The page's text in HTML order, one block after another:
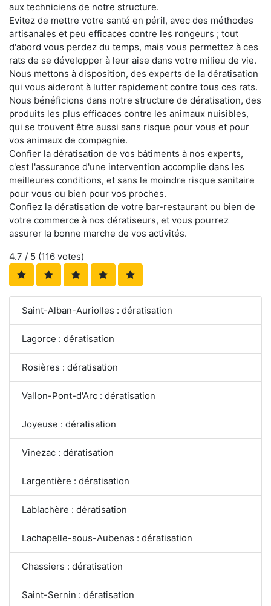
aux techniciens de notre structure.
Evitez de mettre votre santé en péril, avec des méthodes
artisanales et peu efficaces contre les rongeurs ; tout
d'abord vous perdez du temps, mais vous permettez à ces
rats de se développer à leur aise dans votre milieu de vie.
Nous mettons à disposition, des experts de la dératisation
qui vous aideront à lutter rapidement contre tous ces rats.
Nous bénéficions dans notre structure de dératisation, des
produits les plus efficaces contre les animaux nuisibles,
qui se trouvent être aussi sans risque pour vous et pour
vos animaux de compagnie.
Confier la dératisation de vos bâtiments à nos experts,
c'est l'assurance d'une intervention accomplie dans les
meilleures conditions, et sans le moindre risque sanitaire
pour vous ou bien pour vos proches.
Confiez la dératisation de votre bar-restaurant ou bien de
votre commerce à nos dératiseurs, et vous pourrez
assurer la bonne marche de vos activités.
4.7 / 5 (116 votes)
Saint-Alban-Auriolles : dératisation
Lagorce : dératisation
Rosières : dératisation
Vallon-Pont-d'Arc : dératisation
Joyeuse : dératisation
Vinezac : dératisation
Largentière : dératisation
Lablachère : dératisation
Lachapelle-sous-Aubenas : dératisation
Chassiers : dératisation
Saint-Sernin : dératisation